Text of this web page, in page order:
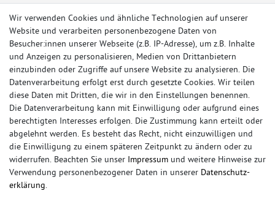
© Copyright 2026 Sportauspuff-Store.de - Alle Rechte vorbehalten.
Preisangaben inkl. gesetzlicher MwSt. und zzgl. Versandkosten
Das Internetportal für Sportendschalldämpfer, Komplettanlagen,
Rennsportanlagen, Sportendrohre, Universalteile, Fächerkrümmer,
Vorschalldämpfer, Sportkat, Ersatzrohr und Auspuffzubehör.
Wir verwenden Cookies und ähnliche Technologien auf unserer
Website und verarbeiten personenbezogene Daten von
Besucher:innen unserer Webseite (z.B. IP-Adresse), um z.B. Inhalte
und Anzeigen zu personalisieren, Medien von Drittanbietern
einzubinden oder Zugriffe auf unsere Website zu analysieren. Die
Datenverarbeitung erfolgt erst durch gesetzte Cookies. Wir teilen
diese Daten mit Dritten, die wir in den Einstellungen benennen.
Die Datenverarbeitung kann mit Einwilligung oder aufgrund eines
berechtigten Interesses erfolgen. Die Zustimmung kann erteilt oder
abgelehnt werden. Es besteht das Recht, nicht einzuwilligen und
die Einwilligung zu einem späteren Zeitpunkt zu ändern oder zu
widerrufen. Beachten Sie unser Impressum und weitere Hinweise zur
Verwendung personenbezogener Daten in unserer Daten­schutz­
erklärung.